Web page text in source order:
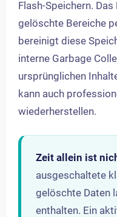
Flash-Speichern.
gelöschte Bereiche
bereinigt diese
interne Garbage
ursprünglichen
kann auch
wiederherstellen.
Zeit allein ist
ausgeschaltete
gelöschte Daten
enthalten. Ein